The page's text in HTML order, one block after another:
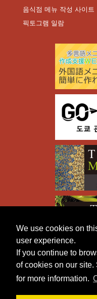
We use cookies on
user experience.
If you continue to
of cookies on our
for more information.
음식점 메뉴 작성 사이트
픽토그램 일람